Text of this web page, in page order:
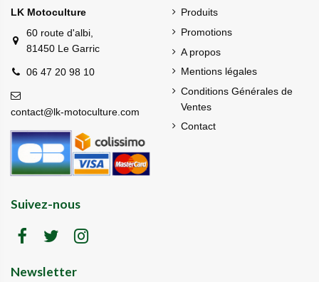
LK Motoculture
60 route d'albi,
81450 Le Garric
06 47 20 98 10
contact@lk-motoculture.com
Produits
Promotions
A propos
Mentions légales
Conditions Générales de
Ventes
Contact
Suivez-nous
Newsletter